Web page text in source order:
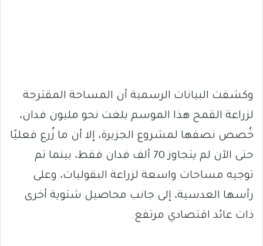
وكشفت البيانات الرسمية أن المساحة المقترحة
لزراعة القمح هذا الموسم بلغت نحو مليون فدان،
خُصص نصفها لمشروع الجزيرة، إلا أن ما زُرع فعليًا
حتى الآن لم يتجاوز 70 ألف فدان فقط، بينما تم
توجيه مساحات واسعة لزراعة البقوليات، وعلى
رأسها العدسية، إلى جانب محاصيل شتوية أخرى
ذات عائد اقتصادي مرتفع.